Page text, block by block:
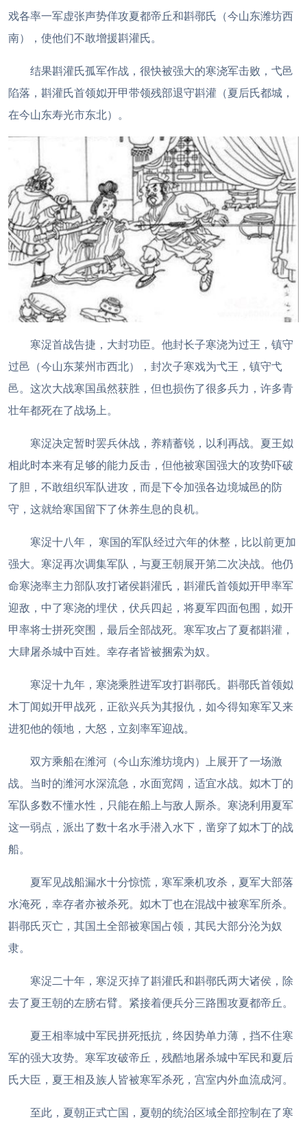
戏各率一军虚张声势佯攻夏都帝丘和斟鄩氏（今山东潍坊西
南），使他们不敢增援斟灌氏。
结果斟灌氏孤军作战，很快被强大的寒浇军击败，弋邑
陷落，斟灌氏首领姒开甲带领残部退守斟灌（夏后氏都城，
在今山东寿光市东北）。
寒浞首战告捷，大封功臣。他封长子寒浇为过王，镇守
过邑（今山东莱州市西北），封次子寒戏为弋王，镇守弋
邑。这次大战寒国虽然获胜，但也损伤了很多兵力，许多青
壮年都死在了战场上。
寒浞决定暂时罢兵休战，养精蓄锐，以利再战。夏王姒
相此时本来有足够的能力反击，但他被寒国强大的攻势吓破
了胆，不敢组织军队进攻，而是下令加强各边境城邑的防
守，这就给寒国留下了休养生息的良机。
寒浞十八年， 寒国的军队经过六年的休整，比以前更加
强大。寒浞再次调集军队，与夏王朝展开第二次决战。他仍
命寒浇率主力部队攻打诸侯斟灌氏，斟灌氏首领姒开甲率军
迎敌，中了寒浇的埋伏，伏兵四起，将夏军四面包围，姒开
甲率将士拼死突围，最后全部战死。寒军攻占了夏都斟灌，
大肆屠杀城中百姓。幸存者皆被捆索为奴。
寒浞十九年，寒浇乘胜进军攻打斟鄩氏。斟鄩氏首领姒
木丁闻姒开甲战死，正欲兴兵为其报仇，如今得知寒军又来
进犯他的领地，大怒，立刻率军迎战。
双方乘船在潍河（今山东潍坊境内）上展开了一场激
战。当时的潍河水深流急，水面宽阔，适宜水战。姒木丁的
军队多数不懂水性，只能在船上与敌人厮杀。寒浇利用夏军
这一弱点，派出了数十名水手潜入水下，凿穿了姒木丁的战
船。
夏军见战船漏水十分惊慌，寒军乘机攻杀，夏军大部落
水淹死，幸存者亦被杀死。姒木丁也在混战中被寒军所杀。
斟鄩氏灭亡，其国土全部被寒国占领，其民大部分沦为奴
隶。
寒浞二十年，寒浞灭掉了斟灌氏和斟鄩氏两大诸侯，除
去了夏王朝的左膀右臂。紧接着便兵分三路围攻夏都帝丘。
夏王相率城中军民拼死抵抗，终因势单力薄，挡不住寒
军的强大攻势。寒军攻破帝丘，残酷地屠杀城中军民和夏后
氏大臣，夏王相及族人皆被寒军杀死，宫室内外血流成河。
至此，夏朝正式亡国，夏朝的统治区域全部控制在了寒